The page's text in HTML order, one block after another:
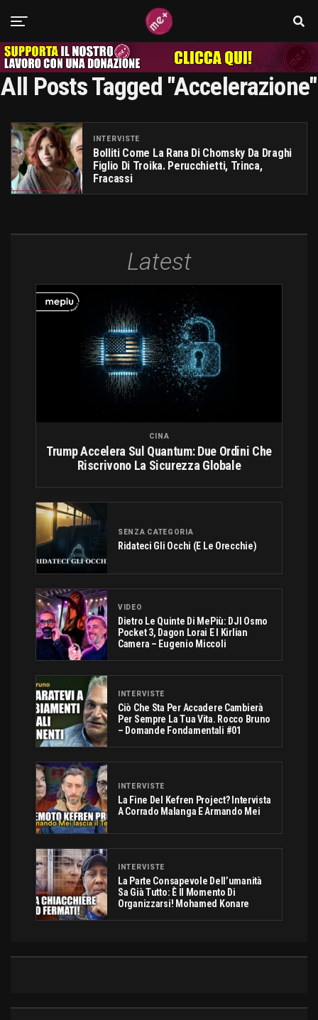
All Posts Tagged "accelerazione"
INTERVISTE
Bolliti Come La Rana Di Chomsky Da Draghi
Figlio Di Troika. Perucchietti, Trinca,
Fracassi
Latest
CINA
Trump Accelera Sul Quantum: Due Ordini Che
Riscrivono La Sicurezza Globale
SENZA CATEGORIA
Ridateci Gli Occhi (e Le Orecchie)
VIDEO
Dietro Le Quinte Di MePiù: DJI Osmo
Pocket 3, Dagon Lorai E I Kirlian
Camera – Eugenio Miccoli
INTERVISTE
Ciò Che Sta Per Accadere Cambierà
Per Sempre La Tua Vita. Rocco Bruno
– Domande Fondamentali #01
INTERVISTE
La Fine Del Kefren Project? Intervista
A Corrado Malanga E Armando Mei
INTERVISTE
La Parte Consapevole Dell’umanità
Sa Già Tutto: È Il Momento Di
Organizzarsi! Mohamed Konare